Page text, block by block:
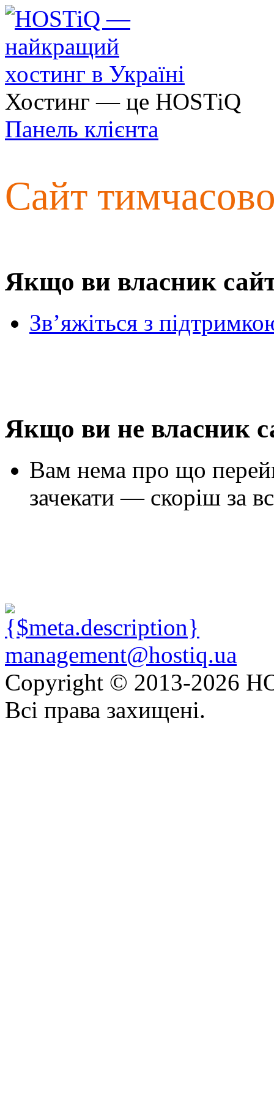
Хостинг — це HOSTiQ
Панель клієнта
Сайт
Якщо ви власник
Зв’яжіться з
Якщо ви не власник
Вам нема про що
зачекати — скоріш за
management@hostiq.ua
Copyright © 2013-2026
Всі права захищені.